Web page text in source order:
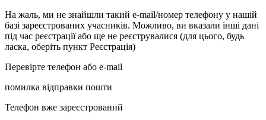
На жаль, ми не знайшли такий e-mail/номер телефону у нашій
базі зареєстрованих учасників. Можливо, ви вказали інші дані
під час реєстрації або ще не реєструвалися (для цього, будь
ласка, оберіть пункт Реєстрація)
Перевірте телефон або e-mail
помилка відправки пошти
Телефон вже зареєстрований